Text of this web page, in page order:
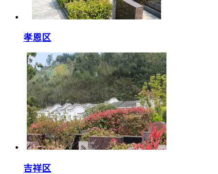
孝恩区
吉祥区